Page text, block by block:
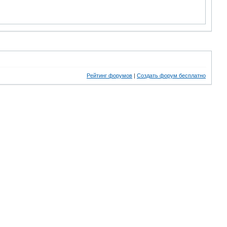
Рейтинг форумов | Создать форум бесплатно